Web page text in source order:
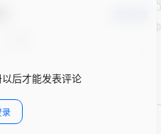
后才能发表评论
录